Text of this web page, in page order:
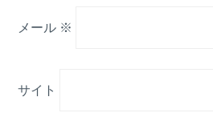
メール ※
サイト